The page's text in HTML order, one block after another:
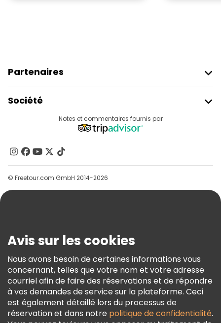
Partenaires
Connexion Du Fournisseur
Programme D’affiliation
Société
Contactez-Nous
Groupes
Aide
Conditions Générales Et Mentions Légales
Politique En Matière De Cookies
Freetour Prix
Programme De Fidélité
Notes et commentaires fournis par
© Freetour.com GmbH 2014-2026
Avis sur les cookies
Nous avons besoin de certaines informations vous
concernant, telles que votre nom et votre adresse
courriel afin de faire des réservations et de répondre
à vos demandes de service sur la plateforme. Ceci
est également détaillé lors du processus de
réservation et dans notre politique de confidentialité.